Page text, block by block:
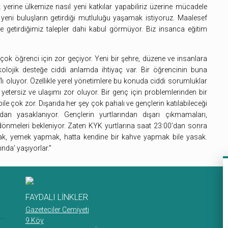
ülkemize nasıl yeni katkılar yapabiliriz üzerine mücadele
yeni buluşların getirdiği mutluluğu yaşamak istiyoruz. Maalesef
talepler dahi kabul görmüyor. Biz insanca eğitim
çok öğrenci için zor geçiyor. Yeni bir şehre, düzene ve insanlara
desteğe ciddi anlamda ihtiyaç var. Bir öğrencinin buna
oluyor. Özellikle yerel yönetimlere bu konuda ciddi sorumluklar
ve ulaşımı zor oluyor. Bir genç için problemlerinden bir
çok zor. Dışarıda her şey çok pahalı ve gençlerin katılabileceği
yasaklanıyor. Gençlerin yurtlarından dışarı çıkmamaları,
bekleniyor. Zaten KYK yurtlarına saat 23:00’dan sonra
yemek yapmak, hatta kendine bir kahve yapmak bile yasak.
yaşıyorlar.”
FAYDALI LİNKLER
Gazeteciler Cemiyeti
9.Köy